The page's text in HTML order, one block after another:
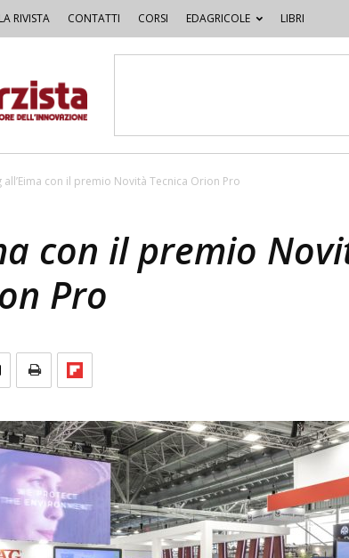
LA RIVISTA CONTATTI CORSI EDAGRICOLE LIBRI
all’Eima con il premio Novità Tecnica Orion Pro
con il premio
Pro